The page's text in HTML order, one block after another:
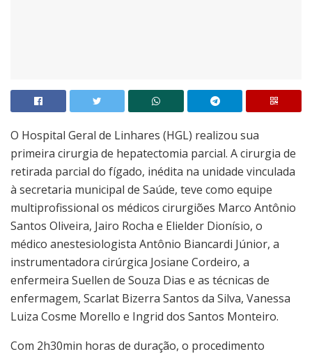
O Hospital Geral de Linhares (HGL) realizou sua
primeira cirurgia de hepatectomia parcial. A cirurgia de
retirada parcial do fígado, inédita na unidade vinculada
à secretaria municipal de Saúde, teve como equipe
multiprofissional os médicos cirurgiões Marco Antônio
Santos Oliveira, Jairo Rocha e Elielder Dionísio, o
médico anestesiologista Antônio Biancardi Júnior, a
instrumentadora cirúrgica Josiane Cordeiro, a
enfermeira Suellen de Souza Dias e as técnicas de
enfermagem, Scarlat Bizerra Santos da Silva, Vanessa
Luiza Cosme Morello e Ingrid dos Santos Monteiro.
Com 2h30min horas de duração, o procedimento